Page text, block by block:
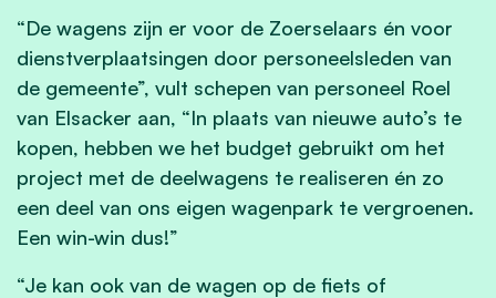
“De wagens zijn er voor de Zoerselaars én voor
dienstverplaatsingen door personeelsleden van
de gemeente”, vult schepen van personeel Roel
van Elsacker aan, “In plaats van nieuwe auto’s te
kopen, hebben we het budget gebruikt om het
project met de deelwagens te realiseren én zo
een deel van ons eigen wagenpark te vergroenen.
Een win-win dus!”
“Je kan ook van de wagen op de fiets of